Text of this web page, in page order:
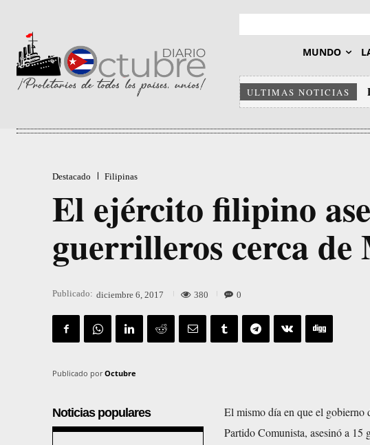
MUNDO
ULTIMAS NOTICIAS
Destacado Filipinas
El ejército filipino
guerrilleros cerca
Publicado: diciembre 6, 2017 380 0
Publicado por Octubre
Noticias populares
El mismo día en que el gobierno
Partido Comunista, asesinó a 15